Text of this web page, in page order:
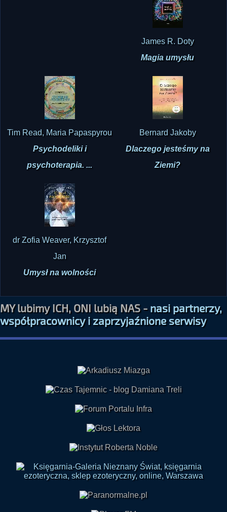
James R. Doty
Magia umysłu
Tim Read, Maria Papaspyrou
Psychodeliki i
psychoterapia. ...
Bernard Jakoby
Dlaczego jesteśmy na
Ziemi?
dr Zofia Weaver, Krzysztof
Jan
Umysł na wolności
MY lubimy ICH, ONI lubią NAS -nasi partnerzy,
współpracownicy i zaprzyjaźnione serwisy